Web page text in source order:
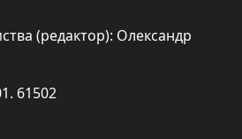
(редактор): Олександр
61502